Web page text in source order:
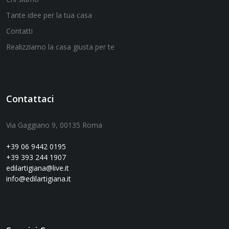
Tante idee per la tua casa
Contatti
Realizziamo la casa giusta per te
Contattaci
Via Gaggiano 9, 00135 Roma
+39 06 9442 0195
+39 393 244 1907
edilartigiana@live.it
info@edilartigiana.it